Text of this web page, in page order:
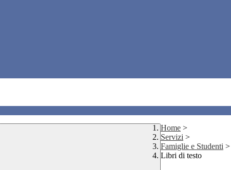
Home >
Servizi >
Famiglie e Studenti >
Libri di testo